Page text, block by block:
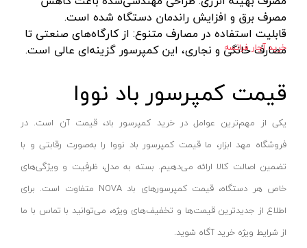
ماسک جوشکاری
سایر ابزار جوشکاری
کیت جوشکاری
مهره کبریتی
دستگاه جوش الکتروفیوژن
سرپیک جوشکاری
خشک کن الکترود
ربات جوش و برش
میز برش
لکا- LEKA
آکاد- ACCUD
اشتیل- STIHL
تهران کیت- TEHRANKIT
راد الکتریک- RAD ELECTRIC
تکنوتل- TECHNOTEL
ام تی- MT
الاندا- ELANDA
حارس-HARES
بلدن- BELDEN
قرمز- مشکی- طوسی
بفش
RGB
سفید-آفتابی
قرمز-آبی-سبز
مسی
هفت رنگ
آفتابی
سفید یخی
سفید_آفتابی_انبه‌ای
مصرف برق و افزایش راندمان دستگاه شده است.
قابلیت استفاده در مصارف متنوع: از کارگاه‌های صنعتی تا
مصارف خانگی و نجاری، این کمپرسور گزینه‌ای عالی است.
خرید آچار فرانسه
قیمت کمپرسور باد نووا
یکی از مهم‌ترین عوامل در خرید کمپرسور باد، قیمت آن است. در
فروشگاه مهد ابزار، ما قیمت کمپرسور باد نووا را به‌صورت رقابتی و با
تضمین اصالت کالا ارائه می‌دهیم. بسته به مدل، ظرفیت و ویژگی‌های
خاص هر دستگاه، قیمت کمپرسورهای باد NOVA متفاوت است. برای
اطلاع از جدیدترین قیمت‌ها و تخفیف‌های ویژه، می‌توانید با تماس با ما
از شرایط ویژه خرید آگاه شوید.